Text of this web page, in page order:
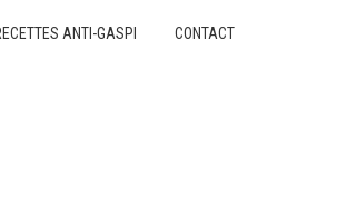
ANTI-GASPI CONTACT